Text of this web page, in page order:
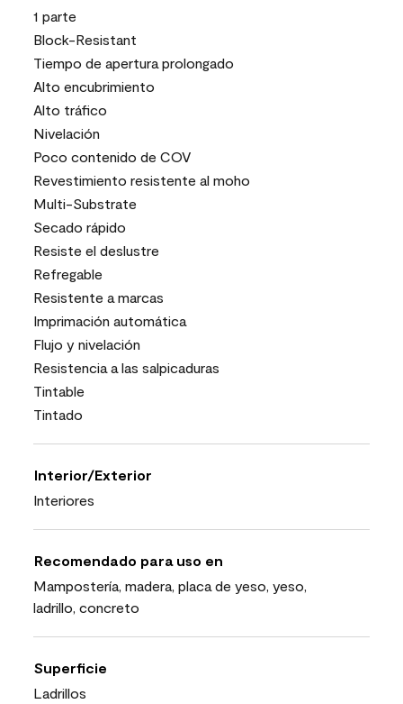
1 parte
Block-Resistant
Tiempo de apertura prolongado
Alto encubrimiento
Alto tráfico
Nivelación
Poco contenido de COV
Revestimiento resistente al moho
Multi-Substrate
Secado rápido
Resiste el deslustre
Refregable
Resistente a marcas
Imprimación automática
Flujo y nivelación
Resistencia a las salpicaduras
Tintable
Tintado
Interior/Exterior
Interiores
Recomendado para uso en
Mampostería, madera, placa de yeso, yeso,
ladrillo, concreto
Superficie
Ladrillos